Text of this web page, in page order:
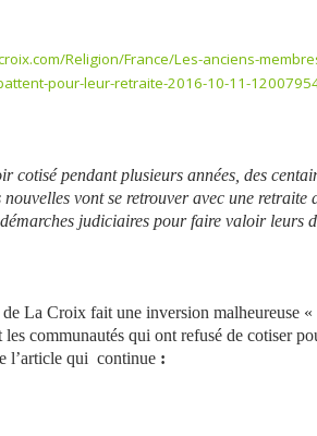
Religion/France/Les-anciens-
pour-leur-retraite-2016-10-11-
cotisé pendant plusieurs années, des
nouvelles vont se retrouver avec une retraite
judiciaires pour faire valoir leurs
La Croix fait une inversion malheureuse
communautés qui ont refusé de cotiser
l’article qui continue :